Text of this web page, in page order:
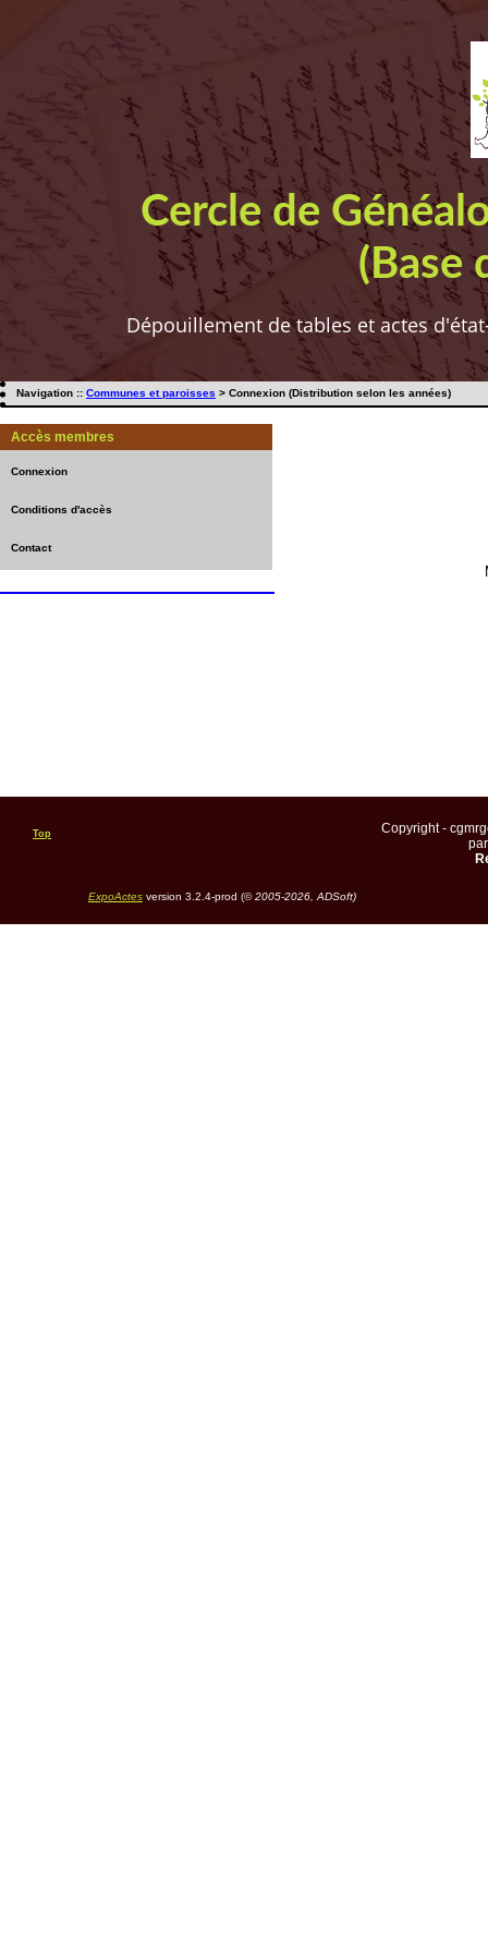
Cercle de
(Base
Dépouillement de tables et actes
Navigation :: Communes et paroisses > Connexion (Distribution selon les années)
Accès membres
Connexion
Conditions d'accès
Contact
Top
Copyright -
ExpoActesversion 3.2.4-prod (©2005-2026, ADSoft)